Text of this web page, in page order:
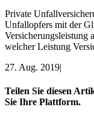
Private
Unfallopfers mit der
Versicherungsleistung
welcher Leistung
27. Aug. 2019|
Teilen Sie diesen
Sie Ihre Plattform.